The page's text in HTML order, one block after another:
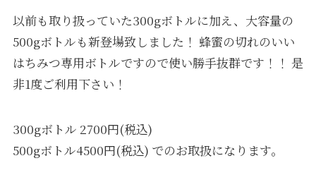
以前も取り扱っていた300gボトルに加え、大容量の
500gボトルも新登場致しました！ 蜂蜜の切れのいい
はちみつ専用ボトルですので使い勝手抜群です！！ 是
非1度ご利用下さい！
300gボトル 2700円(税込)
500gボトル4500円(税込) でのお取扱になります。